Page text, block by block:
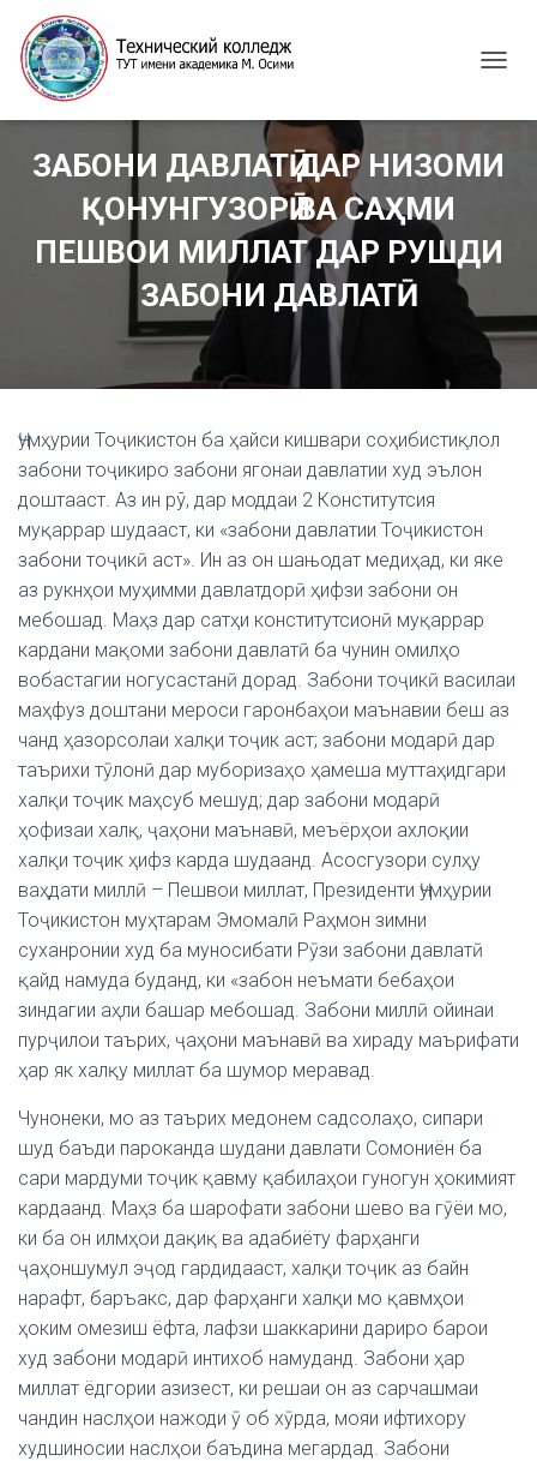
G
L
A
V
A
T
ЗАБОНИ ДАВЛАТӢ ДАР НИЗОМИ
ҚОНУНГУЗОРӢ ВА САҲМИ
ПЕШВОИ МИЛЛАТ ДАР РУШДИ
ЗАБОНИ ДАВЛАТӢ
Ҷумҳурии Тоҷикистон ба ҳайси кишвари соҳибистиқлол
забони тоҷикиро забони ягонаи давлатии худ эълон
доштааст. Аз ин рў, дар моддаи 2 Конститутсия
муқаррар шудааст, ки «забони давлатии Тоҷикистон
забони тоҷикӣ аст». Ин аз он шањодат медиҳад, ки яке
аз рукнҳои муҳимми давлатдорӣ ҳифзи забони он
мебошад. Маҳз дар сатҳи конститутсионӣ муқаррар
кардани мақоми забони давлатӣ ба чунин омилҳо
вобастагии ногусастанӣ дорад. Забони тоҷикӣ василаи
маҳфуз доштани мероси гаронбаҳои маънавии беш аз
чанд ҳазорсолаи халқи тоҷик аст; забони модарӣ дар
таърихи тӯлонӣ дар муборизаҳо ҳамеша муттаҳидгари
халқи тоҷик маҳсуб мешуд; дар забони модарӣ
ҳофизаи халқ, ҷаҳони маънавӣ, меъёрҳои ахлоқии
халқи тоҷик ҳифз карда шудаанд. Асосгузори сулҳу
ваҳдати миллӣ – Пешвои миллат, Президенти Ҷумҳурии
Тоҷикистон муҳтарам Эмомалӣ Раҳмон зимни
суханронии худ ба муносибати Рӯзи забони давлатӣ
қайд намуда буданд, ки «забон неъмати бебаҳои
зиндагии аҳли башар мебошад. Забони миллӣ ойинаи
пурҷилои таърих, ҷаҳони маънавӣ ва хираду маърифати
ҳар як халқу миллат ба шумор меравад.
Чунонеки, мо аз таърих медонем садсолаҳо, сипари
шуд баъди пароканда шудани давлати Сомониён ба
сари мардуми тоҷик қавму қабилаҳои гуногун ҳокимият
кардаанд. Маҳз ба шарофати забони шево ва гӯёи мо,
ки ба он илмҳои дақиқ ва адабиёту фарҳанги
ҷаҳоншумул эҷод гардидааст, халқи тоҷик аз байн
нарафт, баръакс, дар фарҳанги халқи мо қавмҳои
ҳоким омезиш ёфта, лафзи шаккарини дариро барои
худ забони модарӣ интихоб намуданд. Забони ҳар
миллат ёдгории азизест, ки решаи он аз сарчашмаи
чандин наслҳои нажоди ӯ об хӯрда, мояи ифтихору
худшиносии наслҳои баъдина мегардад. Забони